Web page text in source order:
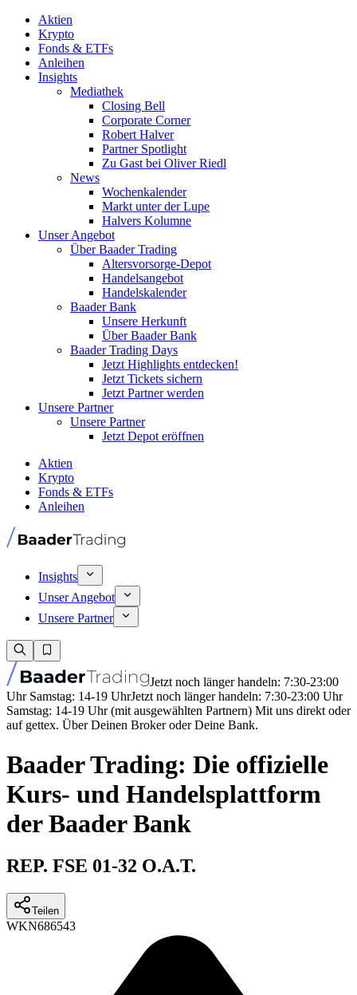
Aktien
Krypto
Fonds & ETFs
Anleihen
Insights
Mediathek
Closing Bell
Corporate Corner
Robert Halver
Partner Spotlight
Zu Gast bei Oliver Riedl
News
Wochenkalender
Markt unter der Lupe
Halvers Kolumne
Unser Angebot
Über Baader Trading
Altersvorsorge-Depot
Handelsangebot
Handelskalender
Baader Bank
Unsere Herkunft
Über Baader Bank
Baader Trading Days
Jetzt Highlights entdecken!
Jetzt Tickets sichern
Jetzt Partner werden
Unsere Partner
Unsere Partner
Jetzt Depot eröffnen
Aktien
Krypto
Fonds & ETFs
Anleihen
Insights
Unser Angebot
Unsere Partner
Jetzt noch länger handeln: 7:30-23:00
Uhr Samstag: 14-19 UhrJetzt noch länger handeln: 7:30-23:00 Uhr
Samstag: 14-19 Uhr (mit ausgewählten Partnern) Mit uns direkt oder
auf gettex. Über Deinen Broker oder Deine Bank.
Baader Trading: Die offizielle
Kurs- und Handelsplattform
der Baader Bank
REP. FSE 01-32 O.A.T.
Teilen
WKN686543